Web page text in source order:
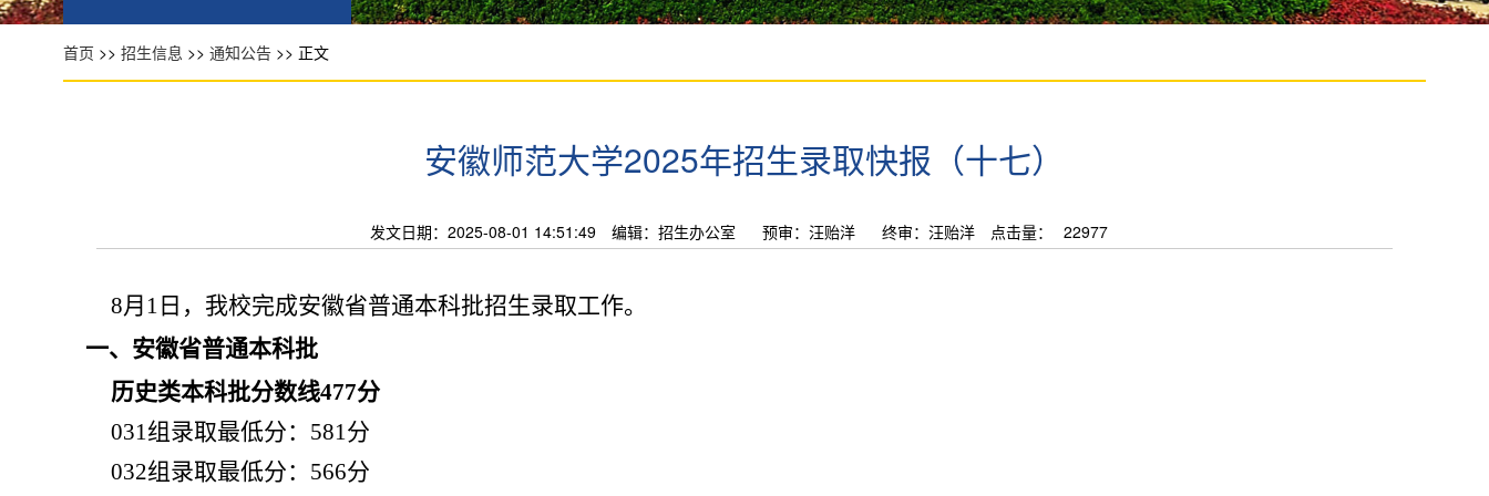
首页 >> 招生信息 >> 通知公告 >> 正文
安徽师范大学2025年招生录取快报（十七）
发文日期：2025-08-01 14:51:49 编辑：招生办公室 预审：汪贻洋 终审：汪贻洋 点击量： 22977
8月1日，我校完成安徽省普通本科批招生录取工作。
一、安徽省普通本科批
历史类本科批分数线477分
031组录取最低分：581分
032组录取最低分：566分